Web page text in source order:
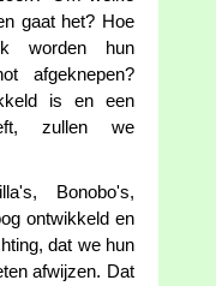
gaat het? Hoe
worden hun
afgeknepen?
is en een
zullen we
Bonobo's,
ontwikkeld en
dat we hun
afwijzen. Dat